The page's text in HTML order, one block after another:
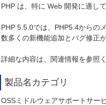
PHP は、特に Web 開発に適し
PHP 5.5.0では、PHP5.4からの
数多くの新機能追加とバグ修正
詳細な内容は、関連情報を参照
製品名カテゴリ
OSSミドルウェアサポートサー